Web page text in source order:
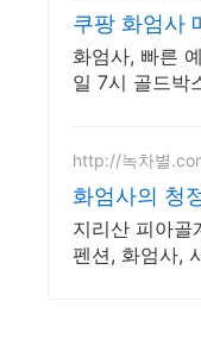
쿠팡 화엄사
가
화엄사, 빠른
일 7시 골드박
http://녹차별
화엄사의 청
별펜션
지리산 피아골
펜션, 화엄사,